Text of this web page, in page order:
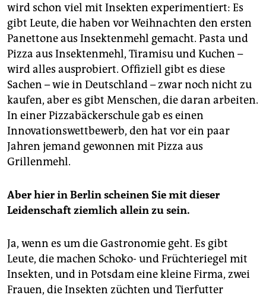
wird schon viel mit Insekten experimentiert: Es
gibt Leute, die haben vor Weihnachten den ersten
Panettone aus Insektenmehl gemacht. Pasta und
Pizza aus Insektenmehl, Tiramisu und Kuchen –
wird alles ausprobiert. Offiziell gibt es diese
Sachen – wie in Deutschland – zwar noch nicht zu
kaufen, aber es gibt Menschen, die daran arbeiten.
In einer Pizzabäckerschule gab es einen
Innovationswettbewerb, den hat vor ein paar
Jahren jemand gewonnen mit Pizza aus
Grillenmehl.
Aber hier in Berlin scheinen Sie mit dieser
Leidenschaft ziemlich allein zu sein.
Ja, wenn es um die Gastronomie geht. Es gibt
Leute, die machen Schoko- und Früchteriegel mit
Insekten, und in Potsdam eine kleine Firma, zwei
Frauen, die Insekten züchten und Tierfutter